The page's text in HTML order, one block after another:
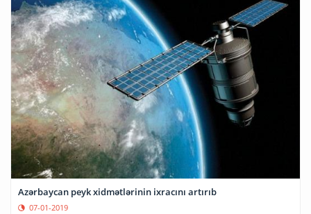
Azərbaycan peyk xidmətlərinin ixracını artırıb
07-01-2019